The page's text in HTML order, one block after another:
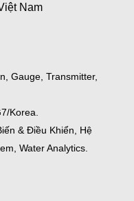
Nam
Gauge, Transmitter,
Korea.
& Điều Khiển, Hệ
Water Analytics.